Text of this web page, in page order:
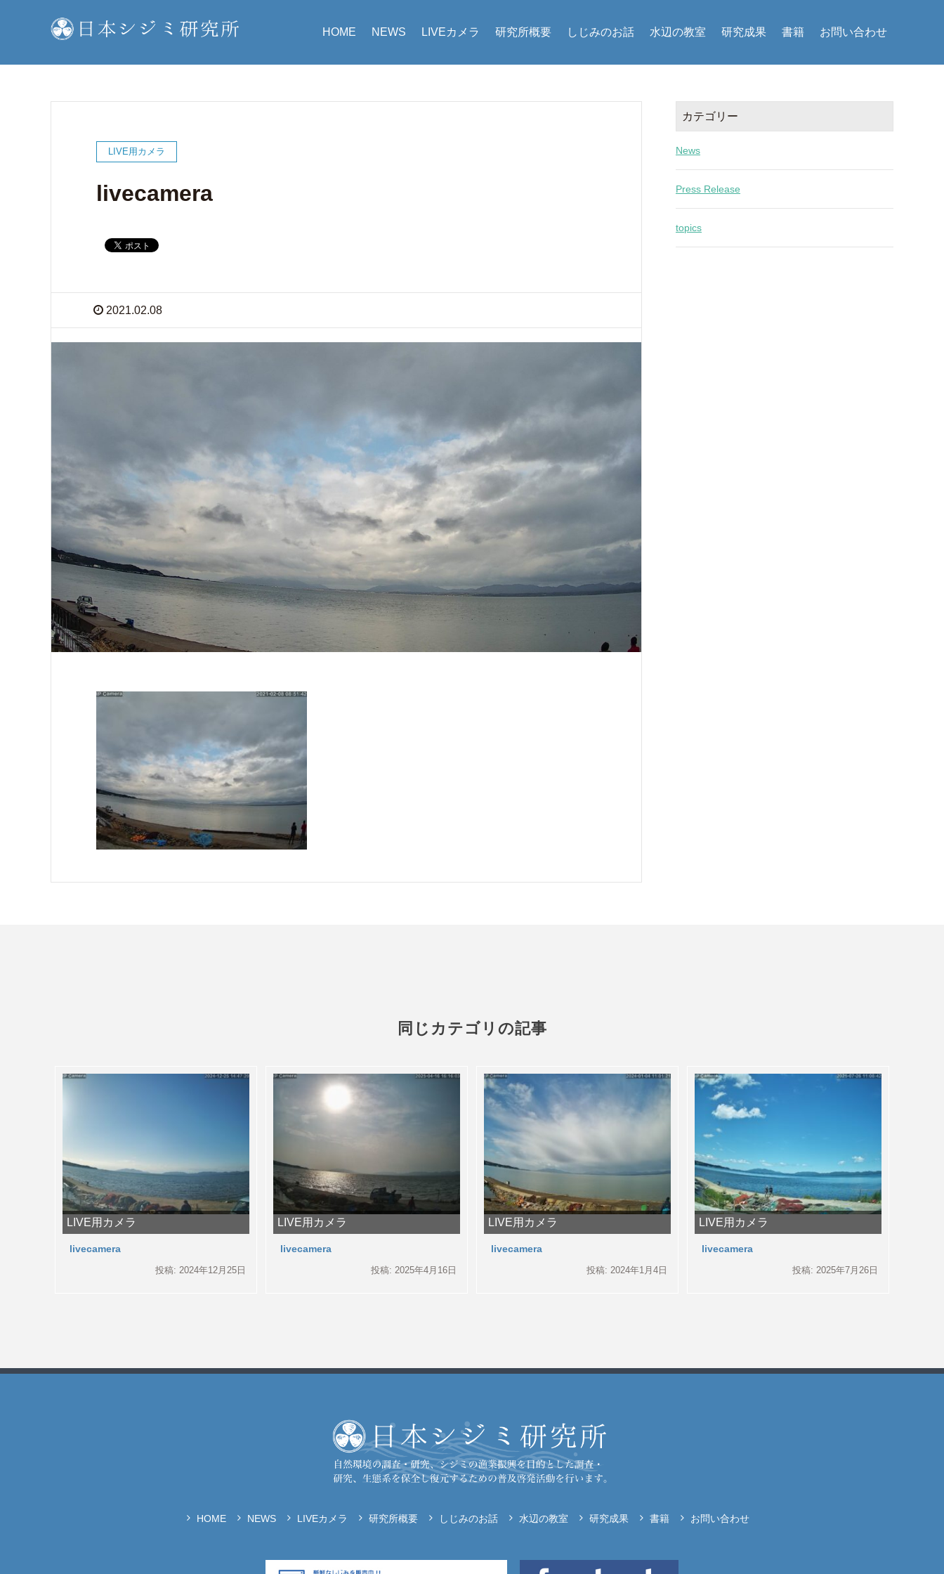
HOME NEWS LIVEカメラ 研究所概要 しじみのお話 水辺の教室 研究成果 書籍 お問い合わせ
LIVE用カメラ
livecamera
2021.02.08
カテゴリー
News
Press Release
topics
同じカテゴリの記事
LIVE用カメラ
livecamera
投稿: 2024年12月25日
LIVE用カメラ
livecamera
投稿: 2025年4月16日
LIVE用カメラ
livecamera
投稿: 2024年1月4日
LIVE用カメラ
livecamera
投稿: 2025年7月26日
HOME NEWS LIVEカメラ 研究所概要 しじみのお話 水辺の教室 研究成果 書籍 お問い合わせ